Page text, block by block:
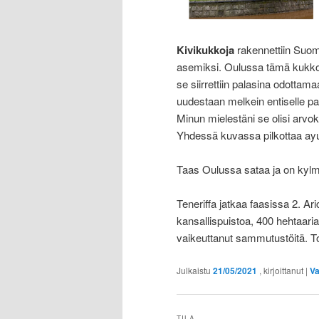
Kivikukkoja rakennettiin
asemiksi. Oulussa tämä
se siirrettiin palasina
uudestaan melkein entiselle
Minun mielestäni se olisi
Yhdessä kuvassa pilkottaa
Taas Oulussa sataa ja on
Teneriffa jatkaa faasissa 2.
kansallispuistoa, 400
vaikeuttanut sammutustöitä.
Julkaistu 21/05/2021 , kirjoittanut |